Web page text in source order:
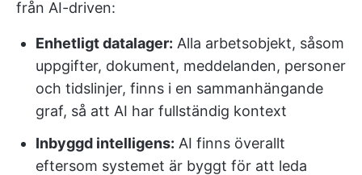
från AI-driven:
Enhetligt datalager: Alla arbetsobjekt, såsom
uppgifter, dokument, meddelanden, personer
och tidslinjer, finns i en sammanhängande
graf, så att AI har fullständig kontext
Inbyggd intelligens: AI finns överallt
eftersom systemet är byggt för att leda